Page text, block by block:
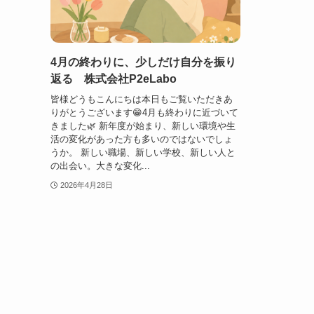
4月の終わりに、少しだけ自分を振り
返る 株式会社P2eLabo
皆様どうもこんにちは本日もご覧いただきあ
りがとうございます😁4月も終わりに近づいて
きました🌿 新年度が始まり、新しい環境や生
活の変化があった方も多いのではないでしょ
うか。 新しい職場、新しい学校、新しい人と
の出会い。大きな変化...
2026年4月28日